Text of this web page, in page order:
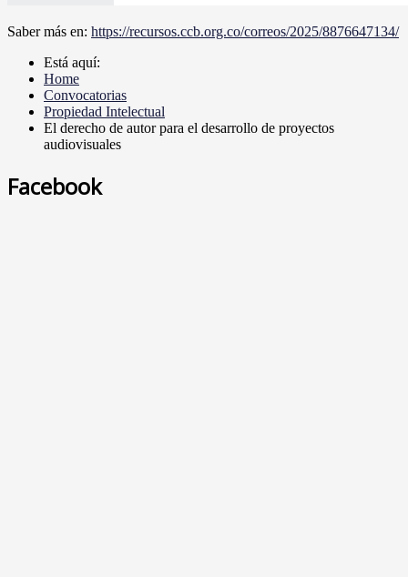
Saber más en: https://recursos.ccb.org.co/correos/2025/8876647134/
Está aquí:
Home
Convocatorias
Propiedad Intelectual
El derecho de autor para el desarrollo de proyectos
audiovisuales
Facebook